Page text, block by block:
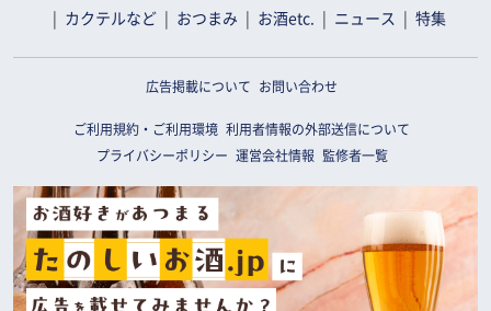
カクテルなど おつまみ お酒etc. ニュース 特集
広告掲載について お問い合わせ
ご利用規約・ご利用環境 利用者情報の外部送信について
プライバシーポリシー
運営会社情報 監修者一覧